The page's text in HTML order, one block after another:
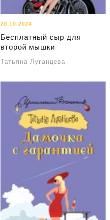
28.10.2024
Бесплатный сыр для
второй мышки
Татьяна Луганцева